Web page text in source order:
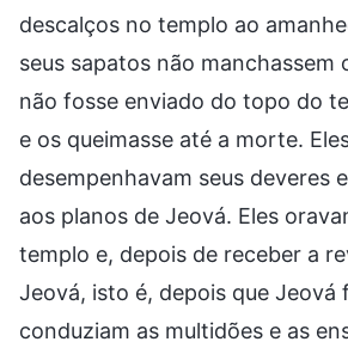
descalços no templo ao
seus sapatos não manchassem
não fosse enviado do topo do
e os queimasse até a morte.
desempenhavam seus deveres
aos planos de Jeová. Eles
templo e, depois de receber a
Jeová, isto é, depois que Jeová
conduziam as multidões e as